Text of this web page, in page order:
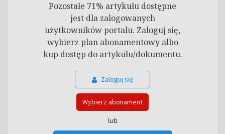
Pozostałe 71% artykułu dostępne
jest dla zalogowanych
użytkowników portalu. Zaloguj się,
wybierz plan abonamentowy albo
kup dostęp do artykułu/dokumentu.
Zaloguj się
Wybierz abonament
lub